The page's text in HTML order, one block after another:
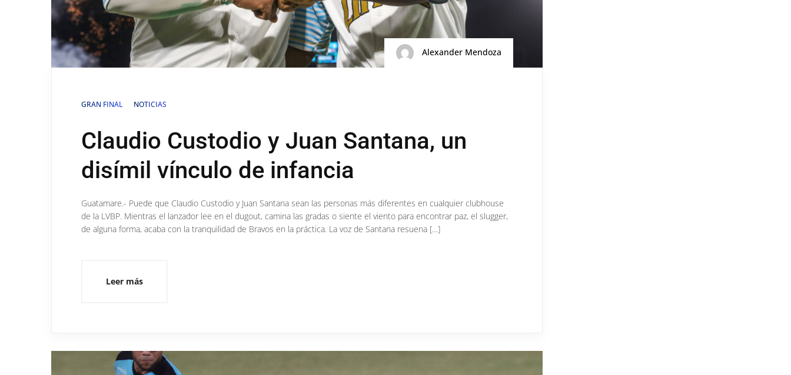
Alexander Mendoza
GRAN FINAL NOTICIAS
Claudio Custodio y Juan Santana, un
disímil vínculo de infancia
Guatamare.- Puede que Claudio Custodio y Juan Santana sean las personas más diferentes en cualquier clubhouse
de la LVBP. Mientras el lanzador lee en el dugout, camina las gradas o siente el viento para encontrar paz, el slugger,
de alguna forma, acaba con la tranquilidad de Bravos en la práctica. La voz de Santana resuena […]
Leer más